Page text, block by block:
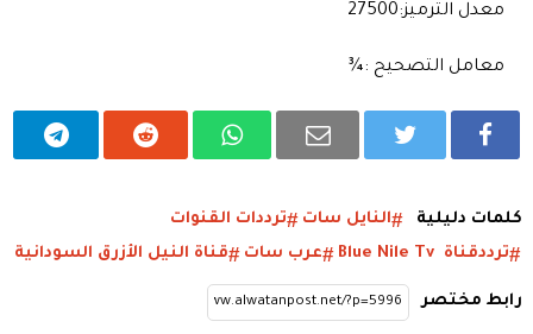
معدل الترميز:27500
معامل التصحيح :¾
كلمات دليلية النايل سات
ترددات القنوات
ترددقناة Blue Nile Tv
عرب سات قناة النيل الأزرق السودانية
رابط مختصر